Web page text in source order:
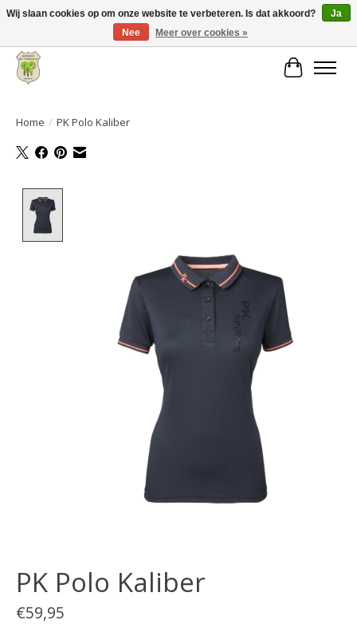
Grote keuze aan producten en snelle verzending!
Home / PK Polo Kaliber
PK Polo Kaliber
€59,95
Wij slaan cookies op om onze website te verbeteren. Is dat akkoord?
Ja
Nee
Meer over cookies »